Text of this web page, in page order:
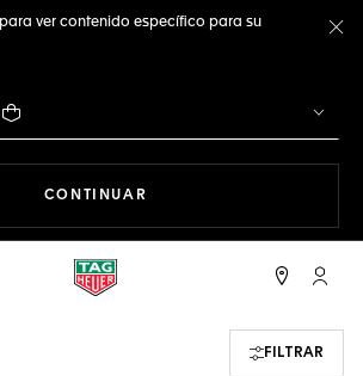
ver contenido específico para su
CONTINUAR
búsqueda